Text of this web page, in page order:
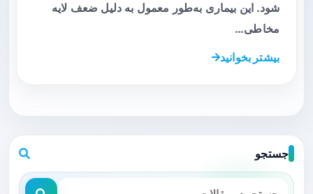
شود. این بیماری به‌طور معمول به دلیل ضعف لایه
مخاطی…
بیشتر بخوانید
جستجو